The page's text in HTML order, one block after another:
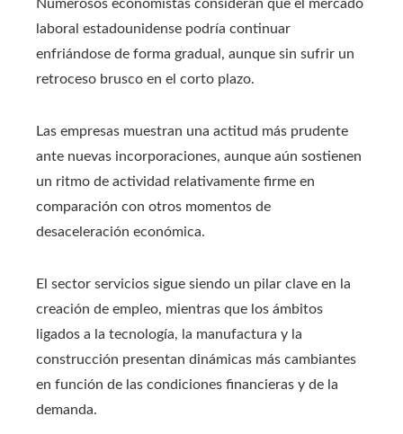
Numerosos economistas consideran que el mercado
laboral estadounidense podría continuar
enfriándose de forma gradual, aunque sin sufrir un
retroceso brusco en el corto plazo.
Las empresas muestran una actitud más prudente
ante nuevas incorporaciones, aunque aún sostienen
un ritmo de actividad relativamente firme en
comparación con otros momentos de
desaceleración económica.
El sector servicios sigue siendo un pilar clave en la
creación de empleo, mientras que los ámbitos
ligados a la tecnología, la manufactura y la
construcción presentan dinámicas más cambiantes
en función de las condiciones financieras y de la
demanda.